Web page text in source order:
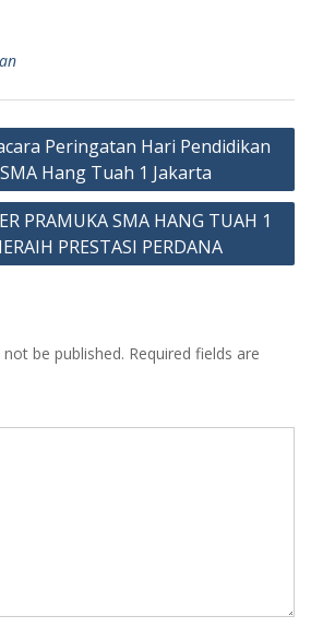
Peringatan Hari Pendidikan
Hang Tuah 1 Jakarta
PRAMUKA SMA HANG TUAH 1
PRESTASI PERDANA
be published. Required fields are